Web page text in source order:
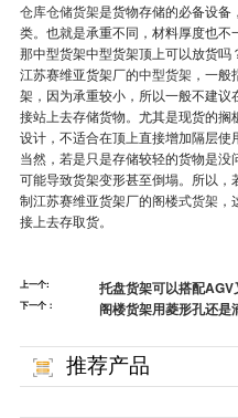
仓库仓储货架是货物存储的必备设备
类。也就是承重不同，材料厚度也不
那中型货架中型货架顶上可以放货吗
江苏赛维亚货架厂的中型货架，一般
架，因为承重较小，所以一般不建
接站上去存储货物。尤其是现货的
设计，不适合在顶上直接增加隔层使
当然，若是只是存储较轻的货物是
可能导致货架变形甚至倒塌。所以
制江苏赛维亚货架厂的阁楼式货架，
接上去存取货。
上一个: 托盘货架可以搭配AGV
下一个： 阁楼货架用菱形孔还是
推荐产品